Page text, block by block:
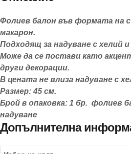
Фолиев балон във формата на
макарон.
Подходящ за надуване с хелий и
Може да се постави като
други декорации.
В цената не влиза надуване с
Размер: 45 см.
Брой в опаковка: 1 бр. фолиев
надуване
Допълнителна